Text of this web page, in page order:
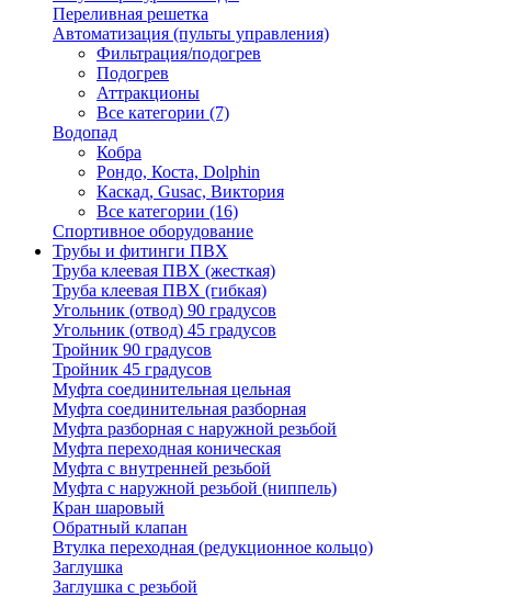
Переливная решетка
Автоматизация (пульты управления)
Фильтрация/подогрев
Подогрев
Аттракционы
Все категории (7)
Водопад
Кобра
Рондо, Коста, Dolphin
Каскад, Gusac, Виктория
Все категории (16)
Спортивное оборудование
Трубы и фитинги ПВХ
Труба клеевая ПВХ (жесткая)
Труба клеевая ПВХ (гибкая)
Угольник (отвод) 90 градусов
Угольник (отвод) 45 градусов
Тройник 90 градусов
Тройник 45 градусов
Муфта соединительная цельная
Муфта соединительная разборная
Муфта разборная с наружной резьбой
Муфта переходная коническая
Муфта с внутренней резьбой
Муфта с наружной резьбой (ниппель)
Кран шаровый
Обратный клапан
Втулка переходная (редукционное кольцо)
Заглушка
Заглушка с резьбой